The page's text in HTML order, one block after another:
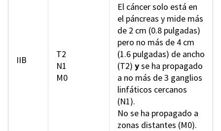
IIB
T2
N1
M0
El cáncer solo está en
el páncreas y mide más
de 2 cm (0.8 pulgadas)
pero no más de 4 cm
(1.6 pulgadas) de ancho
(T2) yse ha propagado
a no más de 3 ganglios
linfáticos cercanos
(N1).
No se ha propagado a
zonas distantes (M0).